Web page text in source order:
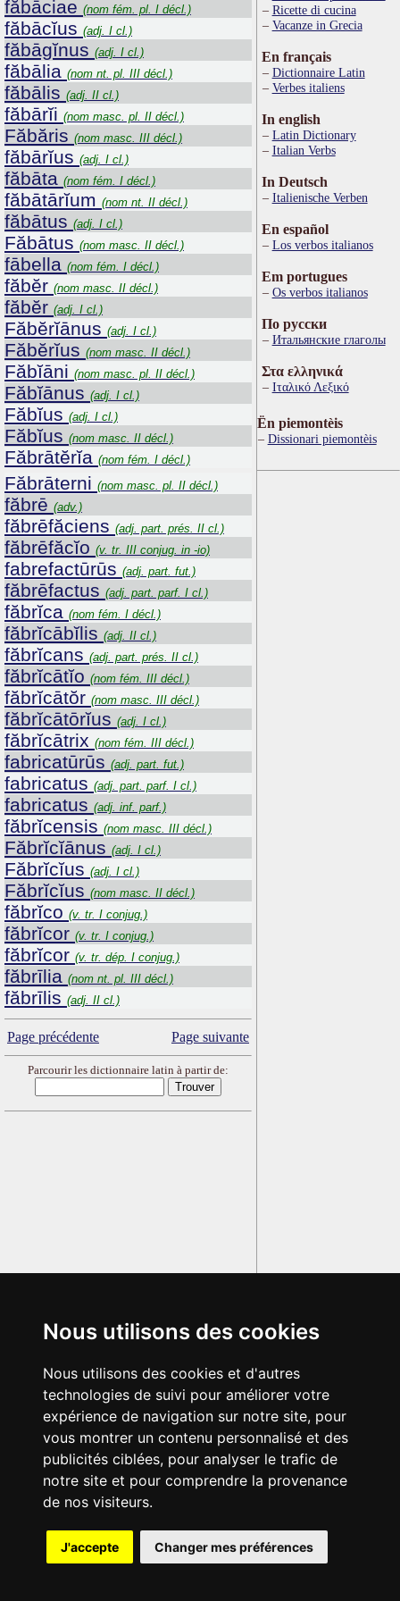
Nous utilisons des cookies
Nous utilisons des cookies et d'autres
technologies de suivi pour améliorer votre
expérience de navigation sur notre site, pour
vous montrer un contenu personnalisé et des
publicités ciblées, pour analyser le trafic de
notre site et pour comprendre la provenance
de nos visiteurs.
J'accepte Changer mes préférences
făbāciae (nom fém. pl. I décl.)
făbācĭus (adj. I cl.)
făbāgĭnus (adj. I cl.)
făbālia (nom nt. pl. III décl.)
făbālis (adj. II cl.)
făbārĭi (nom masc. pl. II décl.)
Făbăris (nom masc. III décl.)
făbārĭus (adj. I cl.)
făbāta (nom fém. I décl.)
făbātārĭum (nom nt. II décl.)
făbātus (adj. I cl.)
Făbātus (nom masc. II décl.)
fābella (nom fém. I décl.)
făbĕr (nom masc. II décl.)
făbĕr (adj. I cl.)
Făbĕrĭānus (adj. I cl.)
Făbĕrĭus (nom masc. II décl.)
Făbĭāni (nom masc. pl. II décl.)
Făbĭānus (adj. I cl.)
Făbĭus (adj. I cl.)
Făbĭus (nom masc. II décl.)
Făbrātĕrĭa (nom fém. I décl.)
Făbrāterni (nom masc. pl. II décl.)
făbrē (adv.)
făbrēfăciens (adj. part. prés. II cl.)
făbrēfăcĭo (v. tr. III conjug. in -io)
fabrefactūrūs (adj. part. fut.)
făbrēfactus (adj. part. parf. I cl.)
făbrĭca (nom fém. I décl.)
făbrĭcābĭlis (adj. II cl.)
făbrĭcans (adj. part. prés. II cl.)
făbrĭcātĭo (nom fém. III décl.)
făbrĭcātŏr (nom masc. III décl.)
făbrĭcātōrĭus (adj. I cl.)
făbrĭcātrix (nom fém. III décl.)
fabricatūrūs (adj. part. fut.)
fabricatus (adj. part. parf. I cl.)
fabricatus (adj. inf. parf.)
făbrĭcensis (nom masc. III décl.)
Făbrĭcĭānus (adj. I cl.)
Făbrĭcĭus (adj. I cl.)
Făbrĭcĭus (nom masc. II décl.)
făbrĭco (v. tr. I conjug.)
făbrĭcor (v. tr. I conjug.)
făbrĭcor (v. tr. dép. I conjug.)
făbrīlia (nom nt. pl. III décl.)
făbrīlis (adj. II cl.)
Page précédente Page suivante
Parcourir les dictionnaire latin à partir de:
Ricette di cucina
Vacanze in Grecia
En français
Dictionnaire Latin
Verbes italiens
In english
Latin Dictionary
Italian Verbs
In Deutsch
Italienische Verben
En español
Los verbos italianos
Em portugues
Os verbos italianos
По русски
Итальянские глаголы
Στα ελληνικά
Ιταλικό Λεξικό
Ën piemontèis
Dissionari piemontèis
© 2003-2029 - Tous droits réservés - Olivetti Media Communication